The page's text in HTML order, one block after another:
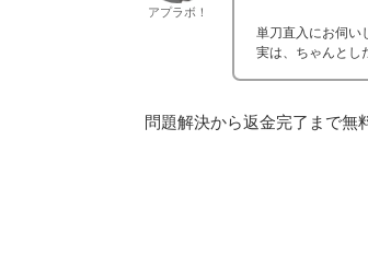
アプラボ！
単刀直入にお伺い
実は、ちゃんとし
問題解決から返金完了まで無